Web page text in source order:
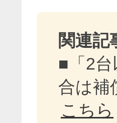
関連記
■「2
合は補
こちら